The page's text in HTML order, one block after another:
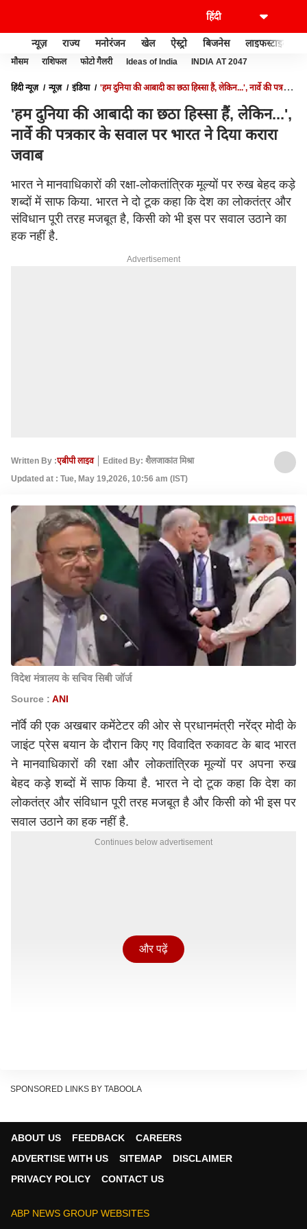
न्यूज़ राज्य मनोरंजन खेल ऐस्ट्रो बिजनेस लाइफस्टाइल
मौसम राशिफल फोटो गैलरी Ideas of India INDIA AT 2047
हिंदी न्यूज़ न्यूज़ इंडिया
'हम दुनिया की आबादी का छठा हिस्सा हैं, लेकिन...', नार्वे की पत्रकार
'हम दुनिया की आबादी का छठा हिस्सा हैं, लेकिन...',
नार्वे की पत्रकार के सवाल पर भारत ने दिया करारा
जवाब
भारत ने मानवाधिकारों की रक्षा-लोकतांत्रिक मूल्यों पर रुख बेहद कड़े
शब्दों में साफ किया. भारत ने दो टूक कहा कि देश का लोकतंत्र और
संविधान पूरी तरह मजबूत है, किसी को भी इस पर सवाल उठाने का
हक नहीं है.
Advertisement
Written By :एबीपी लाइव
Edited By: शैलजाकांत मिश्रा
Updated at : Tue, May 19,2026, 10:56 am (IST)
विदेश मंत्रालय के सचिव सिबी जॉर्ज
Source : ANI
नॉर्वे की एक अखबार कमेंटेटर की ओर से प्रधानमंत्रीनरेंद्र मोदीके
जाइंट प्रेस बयान के दौरान किए गए विवादित रुकावट के बाद भारत
ने मानवाधिकारों की रक्षा और लोकतांत्रिक मूल्यों पर अपना रुख
बेहद कड़े शब्दों में साफ किया है. भारत ने दो टूक कहा कि देश का
लोकतंत्र और संविधान पूरी तरह मजबूत है और किसी को भी इस पर
सवाल उठाने का हक नहीं है.
Continues below advertisement
'ऐसा क्यों, वैसा क्यों' जैसे सवाल उठाते हैं, लेकिन उन्हें यह समझना
और पढ़ें
SPONSORED LINKS BY TABOOLA
ABOUT US FEEDBACK
CAREERS
ADVERTISE WITH US
SITEMAP
DISCLAIMER
PRIVACY POLICY
CONTACT US
ABP NEWS GROUP WEBSITES